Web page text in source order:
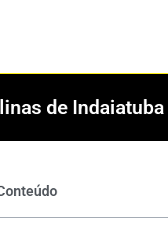
de